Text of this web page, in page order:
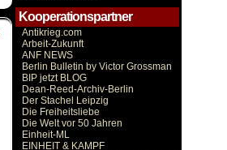
Kooperationspartner
Antikrieg.com
Arbeit-Zukunft
ANF NEWS
Berlin Bulletin by Victor Grossman
BIP jetzt BLOG
Dean-Reed-Archiv-Berlin
Der Stachel Leipzig
Die Freiheitsliebe
Die Welt vor 50 Jahren
Einheit-ML
EINHEIT & KAMPF